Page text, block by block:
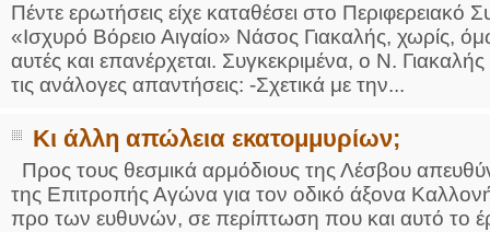
Πέντε ερωτήσεις είχε καταθέσει στο
«Ισχυρό Βόρειο Αιγαίο» Νάσος Γιακαλής, χωρίς,
αυτές και επανέρχεται. Συγκεκριμένα, ο Ν.
τις ανάλογες απαντήσεις: -Σχετικά με την...
Κι άλλη απώλεια εκατομμυρίων;
Προς τους θεσμικά αρμόδιους της Λέσβου
της Επιτροπής Αγώνα για τον οδικό άξονα
προ των ευθυνών, σε περίπτωση που και αυτό το